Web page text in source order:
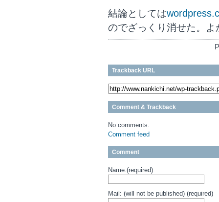
結論としては
のでざっくり消せた。
Trackback URL
Comment & Trackback
No comments.
Comment feed
Comment
Name:(required)
Mail: (will not be published) (required)